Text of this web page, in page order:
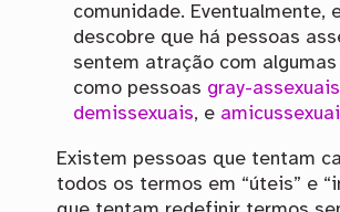
comunidade. Eventualmente,
descobre que há pessoas
sentem atração com
como pessoas gray-assexuais
demissexuais, e
Existem pessoas que tentam
todos os termos em “úteis” e